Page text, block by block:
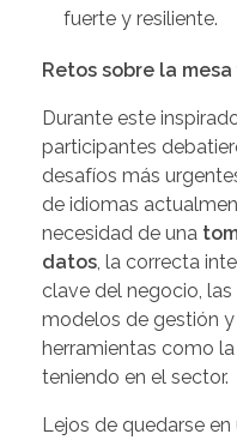
fuerte y resiliente.
Retos sobre la
Durante este
participantes
desafíos más
de idiomas
necesidad de una
datos , la correcta
clave del negocio,
modelos de gestión
herramientas como la
teniendo en el sector.
Lejos de quedarse